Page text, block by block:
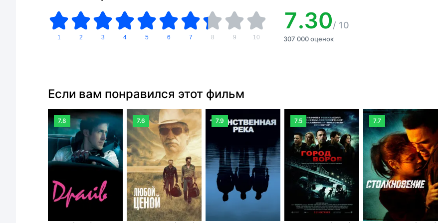
1 2 3 4 5 6 7 8 9 10
7.30/ 10
307 000 оценок
Если вам понравился этот фильм
7.8 7.6 7.9 7.5 7.7